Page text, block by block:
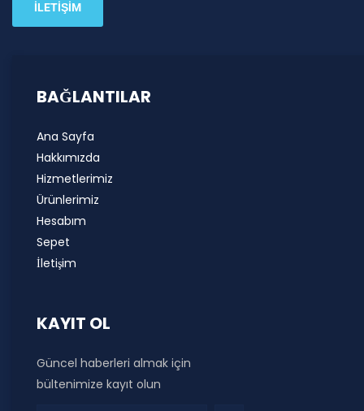
İLETİŞİM
BAĞLANTILAR
Ana Sayfa
Hakkımızda
Hizmetlerimiz
Ürünlerimiz
Hesabım
Sepet
İletişim
KAYIT OL
Güncel haberleri almak için
bültenimize kayıt olun